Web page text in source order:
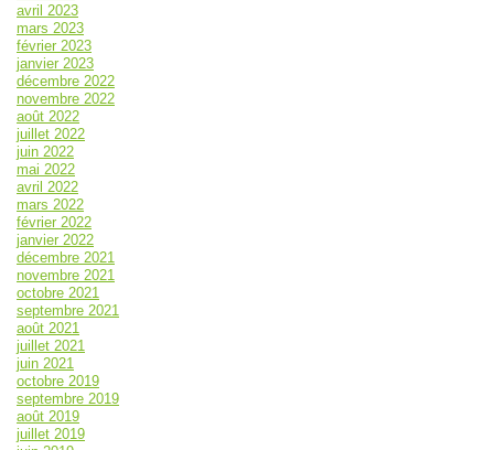
avril 2023
mars 2023
février 2023
janvier 2023
décembre 2022
novembre 2022
août 2022
juillet 2022
juin 2022
mai 2022
avril 2022
mars 2022
février 2022
janvier 2022
décembre 2021
novembre 2021
octobre 2021
septembre 2021
août 2021
juillet 2021
juin 2021
octobre 2019
septembre 2019
août 2019
juillet 2019